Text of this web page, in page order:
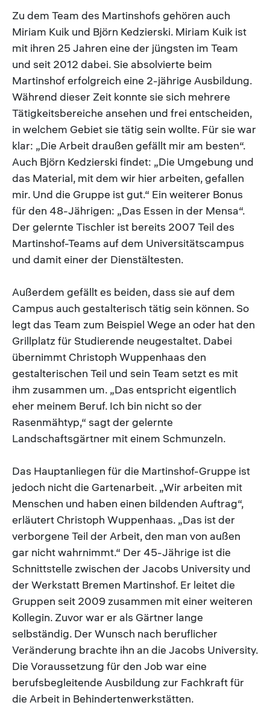
Zu dem Team des Martinshofs gehören auch
Miriam Kuik und Björn Kedzierski. Miriam Kuik ist
mit ihren 25 Jahren eine der jüngsten im Team
und seit 2012 dabei. Sie absolvierte beim
Martinshof erfolgreich eine 2-jährige Ausbildung.
Während dieser Zeit konnte sie sich mehrere
Tätigkeitsbereiche ansehen und frei entscheiden,
in welchem Gebiet sie tätig sein wollte. Für sie war
klar: „Die Arbeit draußen gefällt mir am besten“.
Auch Björn Kedzierski findet: „Die Umgebung und
das Material, mit dem wir hier arbeiten, gefallen
mir. Und die Gruppe ist gut.“ Ein weiterer Bonus
für den 48-Jährigen: „Das Essen in der Mensa“.
Der gelernte Tischler ist bereits 2007 Teil des
Martinshof-Teams auf dem Universitätscampus
und damit einer der Dienstältesten.
Außerdem gefällt es beiden, dass sie auf dem
Campus auch gestalterisch tätig sein können. So
legt das Team zum Beispiel Wege an oder hat den
Grillplatz für Studierende neugestaltet. Dabei
übernimmt Christoph Wuppenhaas den
gestalterischen Teil und sein Team setzt es mit
ihm zusammen um. „Das entspricht eigentlich
eher meinem Beruf. Ich bin nicht so der
Rasenmähtyp,“ sagt der gelernte
Landschaftsgärtner mit einem Schmunzeln.
Das Hauptanliegen für die Martinshof-Gruppe ist
jedoch nicht die Gartenarbeit. „Wir arbeiten mit
Menschen und haben einen bildenden Auftrag“,
erläutert Christoph Wuppenhaas. „Das ist der
verborgene Teil der Arbeit, den man von außen
gar nicht wahrnimmt.“ Der 45-Jährige ist die
Schnittstelle zwischen der Jacobs University und
der Werkstatt Bremen Martinshof. Er leitet die
Gruppen seit 2009 zusammen mit einer weiteren
Kollegin. Zuvor war er als Gärtner lange
selbständig. Der Wunsch nach beruflicher
Veränderung brachte ihn an die Jacobs University.
Die Voraussetzung für den Job war eine
berufsbegleitende Ausbildung zur Fachkraft für
die Arbeit in Behindertenwerkstätten.